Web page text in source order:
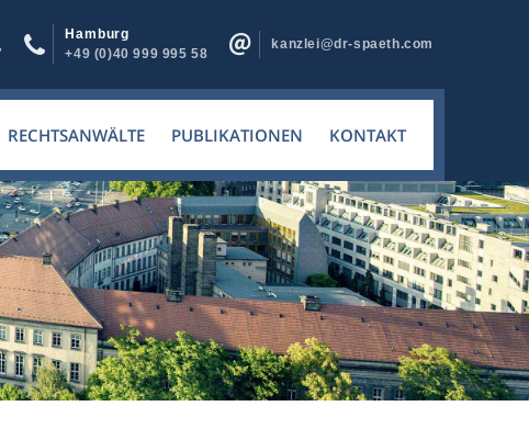
Hamburg
+49 (0)40 999 995 58
kanzlei@dr-spaeth.com
RECHTSANWÄLTE PUBLIKATIONEN KONTAKT